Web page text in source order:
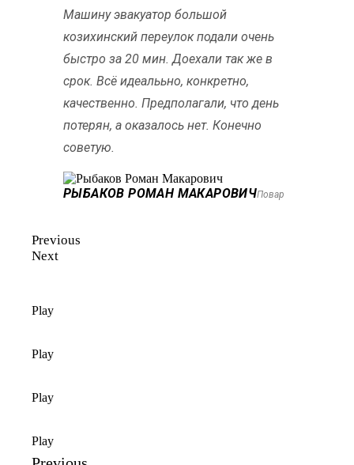
Машину эвакуатор большой
козихинский переулок подали очень
быстро за 20 мин. Доехали так же в
срок. Всё идеалььно, конкретно,
качественно. Предполагали, что день
потерян, а оказалось нет. Конечно
советую.
РЫБАКОВ РОМАН МАКАРОВИЧПовар
Previous
Next
Play
Play
Play
Play